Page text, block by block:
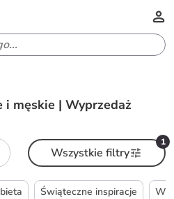
i męskie | Wyprzedaż
1
Wszystkie filtry
Świąteczne inspiracje